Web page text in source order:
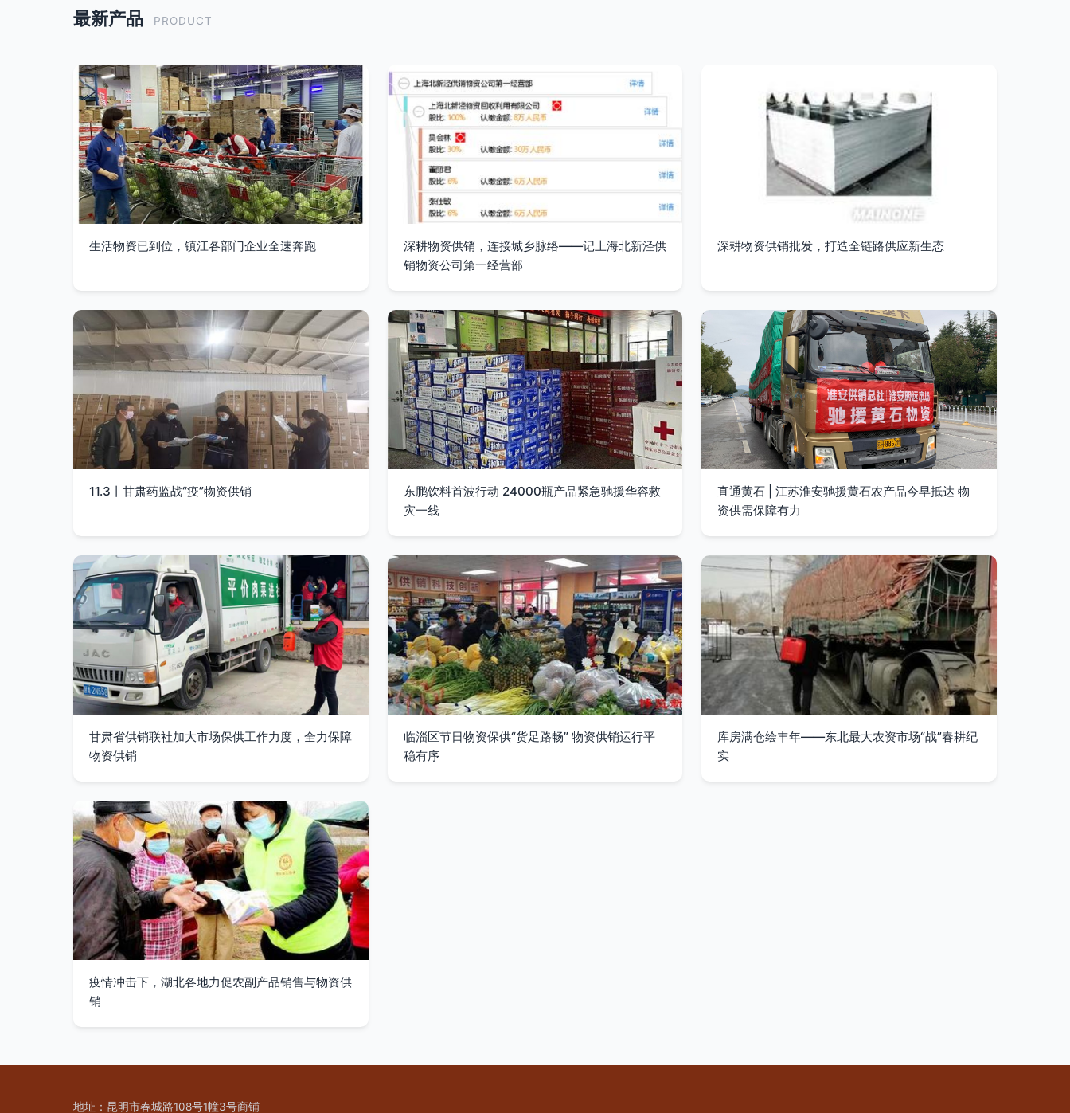
最新产品 PRODUCT
生活物资已到位，镇江各部门企业全速奔跑
深耕物资供销，连接城乡脉络——记上海北新泾供
销物资公司第一经营部
深耕物资供销批发，打造全链路供应新生态
11.3丨甘肃药监战“疫”物资供销
东鹏饮料首波行动 24000瓶产品紧急驰援华容救
灾一线
直通黄石 | 江苏淮安驰援黄石农产品今早抵达 物
资供需保障有力
甘肃省供销联社加大市场保供工作力度，全力保障
物资供销
临淄区节日物资保供“货足路畅” 物资供销运行平
稳有序
库房满仓绘丰年——东北最大农资市场“战”春耕纪
实
疫情冲击下，湖北各地力促农副产品销售与物资供
销
地址：昆明市春城路108号1幢3号商铺